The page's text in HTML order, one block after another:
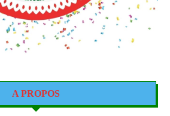
A PROPOS